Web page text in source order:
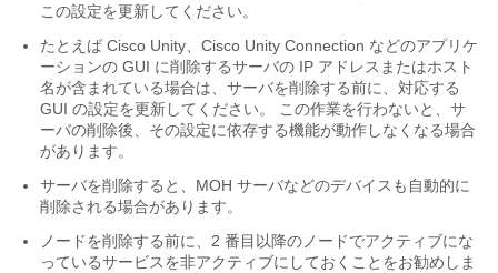
この設定を更新してください。
たとえば Cisco Unity Cisco Unity Connection などのアプリケ
ーションの GUI に削除するサーバの IP アドレスまたはホスト
名が含まれている場合は、サーバを削除する前に、対応する
GUI の設定を更新してください。 この作業を行わないと、サ
ーバの削除後、その設定に依存する機能が動作しなくなる場合
があります。
サーバを削除すると、MOH サーバなどのデバイスも自動的に
削除される場合があります。
ノードを削除する前に、2 番目以降のノードでアクティブにな
っているサービスを非アクティブにしておくことをお勧めしま